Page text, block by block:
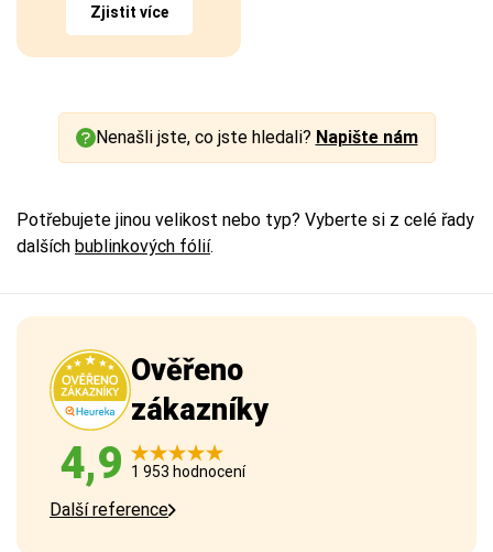
Zjistit více
Nenašli jste, co jste hledali? Napište nám
Potřebujete jinou velikost nebo typ? Vyberte si z celé řady
dalších bublinkových fólií.
Ověřeno
zákazníky
4,9 1 953 hodnocení
Další reference